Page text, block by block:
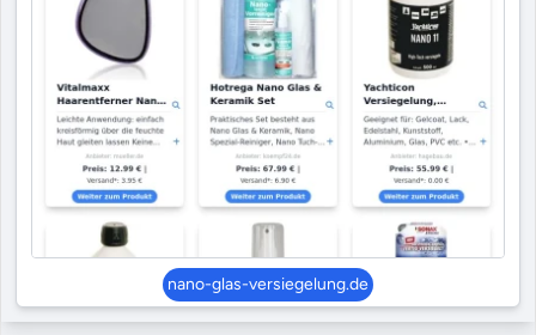
nano-glas-versiegelung.de